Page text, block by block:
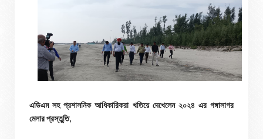
এডিএম সহ প্রশাসনিক আধিকারিকরা খতিয়ে দেখেলেন ২০২৪ এর গঙ্গাসাগর
মেলার প্রস্তুুতি,